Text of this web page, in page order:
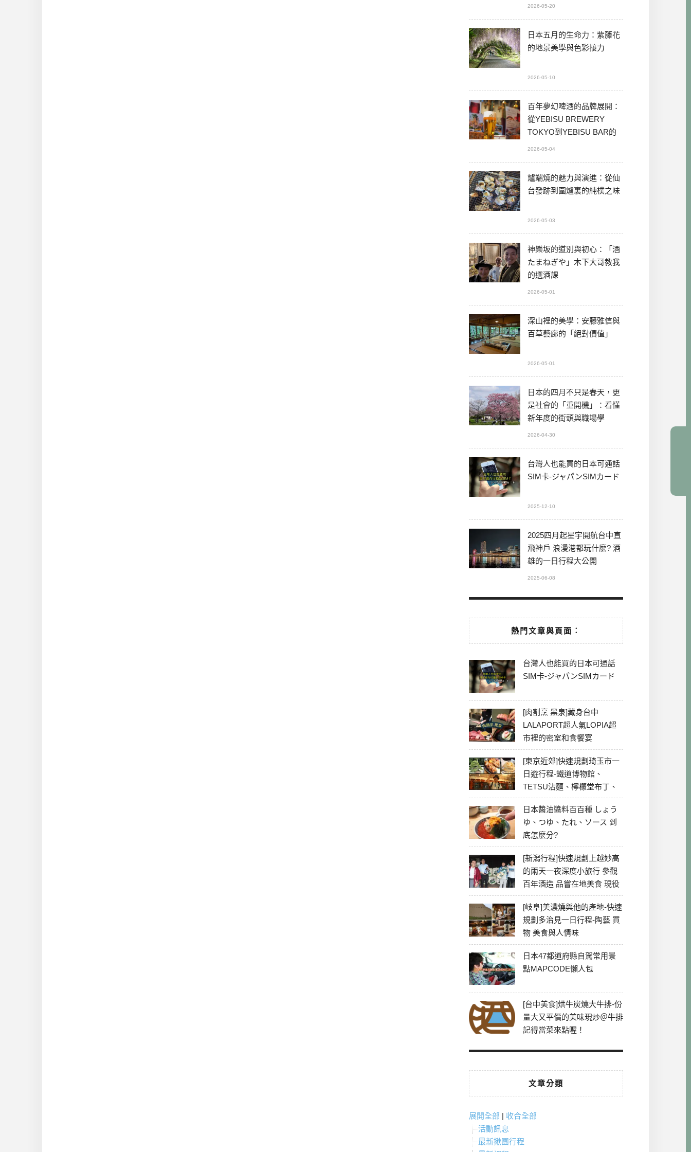
2026-05-20
日本五月的生命力：紫藤花
的地景美學與色彩接力
2026-05-10
百年夢幻啤酒的品牌展開：
從YEBISU BREWERY
TOKYO到YEBISU BAR的
2026-05-04
爐端燒的魅力與演進：從仙
台發跡到圍爐裏的純樸之味
2026-05-03
神樂坂的道別與初心：「酒
たまねぎや」木下大哥教我
的選酒課
2026-05-01
深山裡的美學：安藤雅信與
百草藝廊的「絕對價值」
2026-05-01
日本的四月不只是春天，更
是社會的「重開機」：看懂
新年度的街頭與職場學
2026-04-30
台灣人也能買的日本可通話
SIM卡-ジャパンSIMカード
2025-12-10
2025四月起星宇開航台中直
飛神戶 浪漫港都玩什麼? 酒
雄的一日行程大公開
2025-06-08
熱門文章與頁面︰
台灣人也能買的日本可通話
SIM卡-ジャパンSIMカード
[肉割烹 黑泉]藏身台中
LALAPORT超人氣LOPIA超
市裡的密室和食饗宴
[東京近郊]快速規劃琦玉市一
日遊行程-鐵道博物館、
TETSU沾麵、檸檬堂布丁、
冰川神社、美食彙整
日本醬油醬料百百種 しょう
ゆ、つゆ、たれ、ソース 到
底怎麼分?
[新潟行程]快速規劃上越妙高
的兩天一夜深度小旅行 參觀
百年酒造 品嘗在地美食 現役
最老牌電影院
[岐阜]美濃燒與他的產地-快速
規劃多治見一日行程-陶藝 買
物 美食與人情味
日本47都道府縣自駕常用景
點MAPCODE懶人包
[台中美食]烘牛炭燒大牛排-份
量大又平價的美味現炒＠牛排
記得當菜來點喔！
文章分類
展開全部 | 收合全部
活動訊息
最新揪團行程